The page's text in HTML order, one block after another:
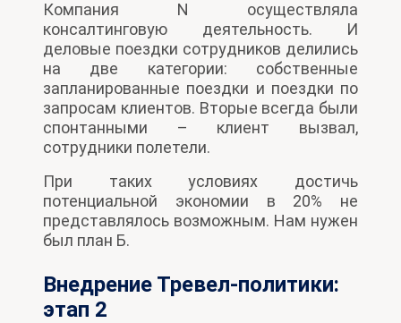
Компания N осуществляла
консалтинговую деятельность. И
деловые поездки сотрудников делились
на две категории: собственные
запланированные поездки и поездки по
запросам клиентов. Вторые всегда были
спонтанными – клиент вызвал,
сотрудники полетели.
При таких условиях достичь
потенциальной экономии в 20% не
представлялось возможным. Нам нужен
был план Б.
Внедрение Тревел-политики:
этап 2